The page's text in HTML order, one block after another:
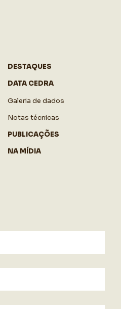
DESTAQUES
DATA CEDRA
Galeria de dados
Notas técnicas
PUBLICAÇÕES
NA MÍDIA